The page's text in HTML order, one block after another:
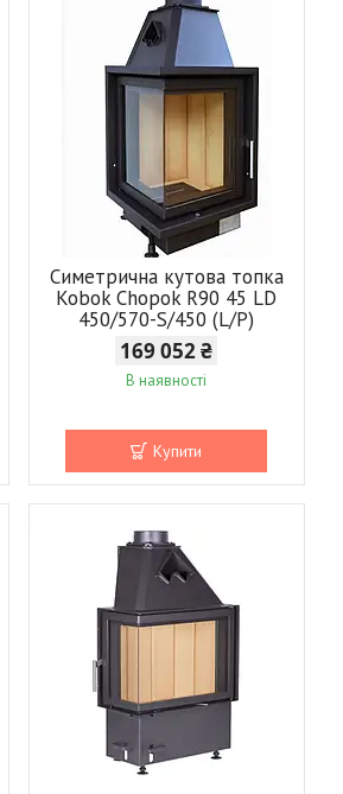
Симетрична кутова топка
Kobok Chopok R90 45 LD
450/570-S/450 (L/P)
169 052 ₴
В наявності
Купити